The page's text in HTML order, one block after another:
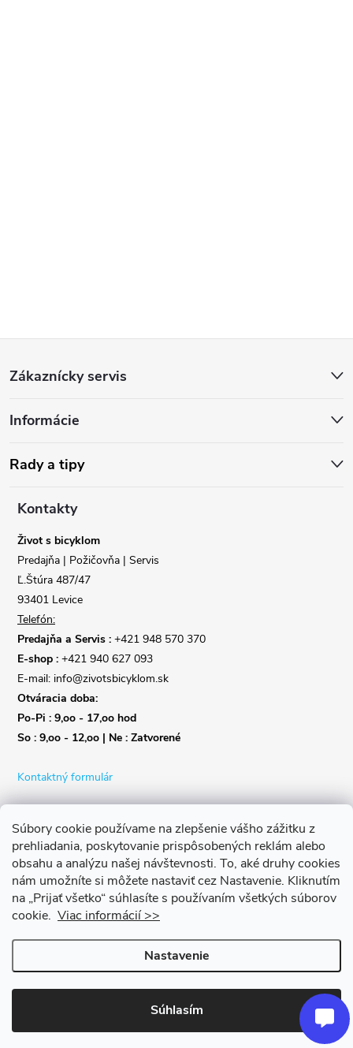
Súbory cookie používame na zlepšenie vášho zážitku z
prehliadania, poskytovanie prispôsobených reklám alebo
obsahu a analýzu našej návštevnosti. To, aké druhy cookies
nám umožníte si môžete nastaviť cez Nastavenie. Kliknutím
na „Prijať všetko“ súhlasíte s používaním všetkých súborov
cookie. Viac informácií >>
Nastavenie
Súhlasím
p
ä
Zákaznícky servis
Informácie
Rady a tipy
Kontakty
Život s bicyklom
Predajňa | Požičovňa | Servis
Ľ.Štúra 487/47
93401 Levice
Telefón:
Predajňa a Servis : +421 948 570 370
E-shop : +421 940 627 093
E-mail: info@zivotsbicyklom.sk
Otváracia doba:
Po-Pi : 9,oo - 17,oo hod
So : 9,oo - 12,oo | Ne : Zatvorené
Kontaktný formulár
Copyright 2026Život s bicyklom. Všetky práva vyhradené.Upraviť
nastavenie cookies